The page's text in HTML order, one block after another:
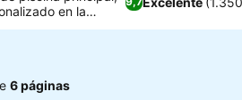
en la
6 páginas